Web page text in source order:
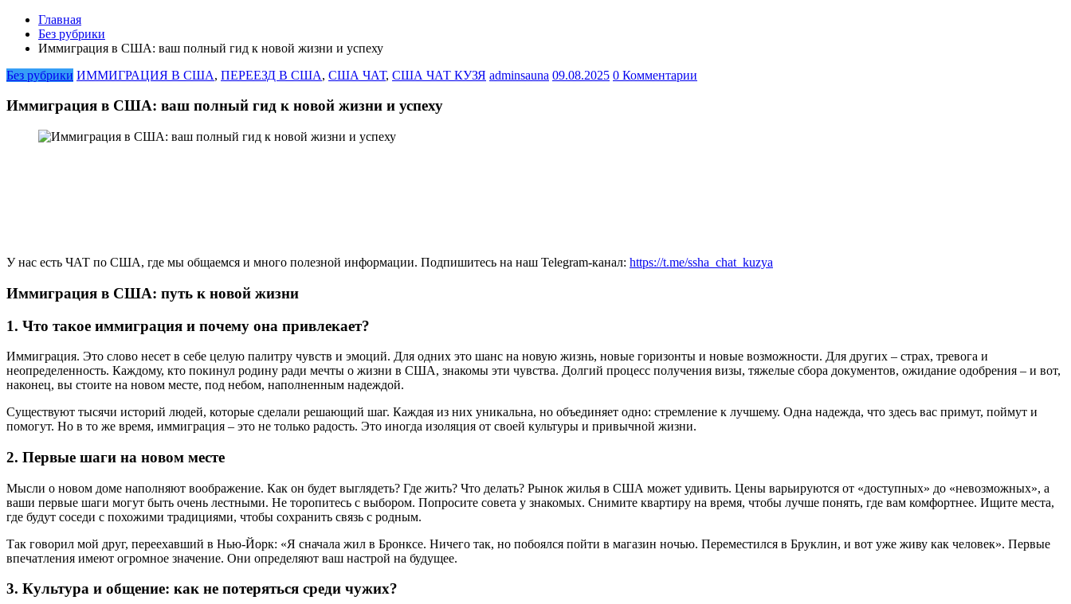
Главная
Без рубрики
Иммиграция в США: ваш полный гид к новой жизни и успеху
Без рубрики ИММИГРАЦИЯ В США, ПЕРЕЕЗД В США, США ЧАТ, США ЧАТ КУЗЯ adminsauna 09.08.2025 0 Комментарии
Иммиграция в США: ваш полный гид к новой жизни и успеху
У нас есть ЧАТ по США, где мы общаемся и много полезной информации. Подпишитесь на наш Telegram-канал: https://t.me/ssha_chat_kuzya
Иммиграция в США: путь к новой жизни
1. Что такое иммиграция и почему она привлекает?
Иммиграция. Это слово несет в себе целую палитру чувств и эмоций. Для одних это шанс на новую жизнь, новые горизонты и новые возможности. Для других – страх, тревога и
неопределенность. Каждому, кто покинул родину ради мечты о жизни в США, знакомы эти чувства. Долгий процесс получения визы, тяжелые сбора документов, ожидание одобрения – и вот,
наконец, вы стоите на новом месте, под небом, наполненным надеждой.
Существуют тысячи историй людей, которые сделали решающий шаг. Каждая из них уникальна, но объединяет одно: стремление к лучшему. Одна надежда, что здесь вас примут, поймут и
помогут. Но в то же время, иммиграция – это не только радость. Это иногда изоляция от своей культуры и привычной жизни.
2. Первые шаги на новом месте
Мысли о новом доме наполняют воображение. Как он будет выглядеть? Где жить? Что делать? Рынок жилья в США может удивить. Цены варьируются от «доступных» до «невозможных», а
ваши первые шаги могут быть очень лестными. Не торопитесь с выбором. Попросите совета у знакомых. Снимите квартиру на время, чтобы лучше понять, где вам комфортнее. Ищите места,
где будут соседи с похожими традициями, чтобы сохранить связь с родным.
Так говорил мой друг, переехавший в Нью-Йорк: «Я сначала жил в Бронксе. Ничего так, но побоялся пойти в магазин ночью. Переместился в Бруклин, и вот уже живу как человек». Первые
впечатления имеют огромное значение. Они определяют ваш настрой на будущее.
3. Культура и общение: как не потеряться среди чужих?